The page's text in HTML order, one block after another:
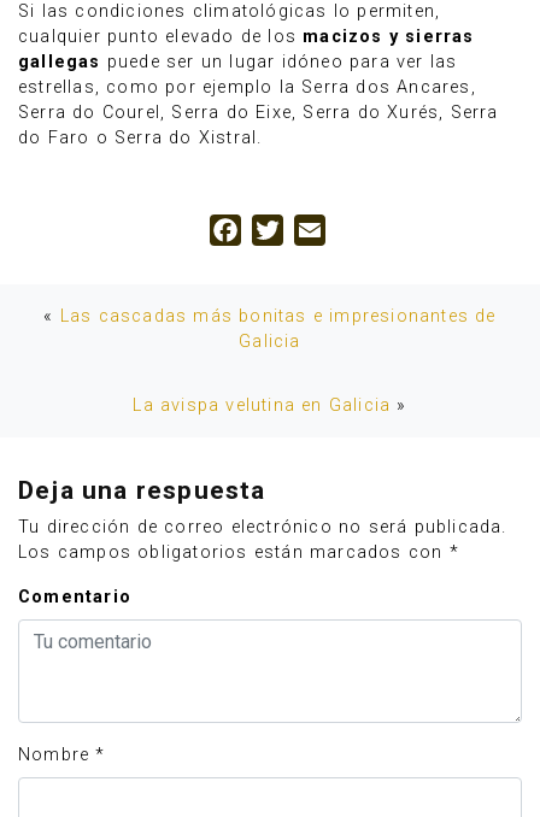
Si las condiciones climatológicas lo permiten,
cualquier punto elevado de los macizos y sierras
gallegas puede ser un lugar idóneo para ver las
estrellas, como por ejemplo la Serra dos Ancares,
Serra do Courel, Serra do Eixe, Serra do Xurés, Serra
do Faro o Serra do Xistral.
Facebook
Twitter
« Las cascadas más bonitas e impresionantes de
Galicia
La avispa velutina en Galicia »
Deja una respuesta
Tu dirección de correo electrónico no será publicada.
Los campos obligatorios están marcados con *
Comentario
Nombre *